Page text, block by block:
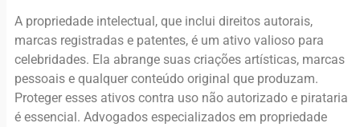
A propriedade intelectual, que inclui direitos autorais,
marcas registradas e patentes, é um ativo valioso para
celebridades. Ela abrange suas criações artísticas, marcas
pessoais e qualquer conteúdo original que produzam.
Proteger esses ativos contra uso não autorizado e pirataria
é essencial. Advogados especializados em propriedade